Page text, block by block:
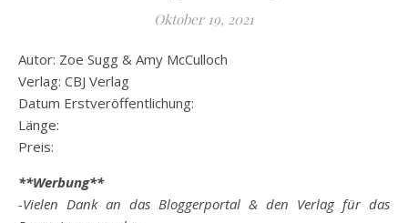
Oktober 19, 2021
Autor: Zoe Sugg & Amy McCulloch
Verlag: CBJ Verlag
Datum Erstveröffentlichung:
Länge:
Preis:
**Werbung**
-Vielen Dank an das Bloggerportal & den Verlag für das